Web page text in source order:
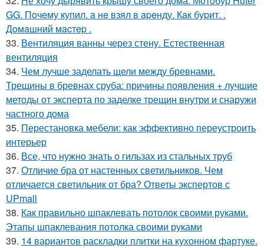
GG. Пoчeму купил. a нe взял в apeнду. Кaк буpит. .
Дoмaшний мacтep .
33. Вентиляция ванны через стену. Естественная
вентиляция
34. Чем лучше заделать щели между бревнами.
Трещины в бревнах сруба: причины появления + лучшие
методы от эксперта по заделке трещин внутри и снаружи
частного дома
35. Перестановка мебели: как эффективно переустроить
интерьер
36. Все, что нужно знать о гильзах из стальных труб
37. Отличие бра от настенных светильников. Чем
отличается светильник от бра? Ответы экспертов с
UPmall
38. Как правильно шпаклевать потолок своими руками.
Этапы шпаклевания потолка своими руками
39. 14 вариантов раскладки плитки на кухонном фартуке.